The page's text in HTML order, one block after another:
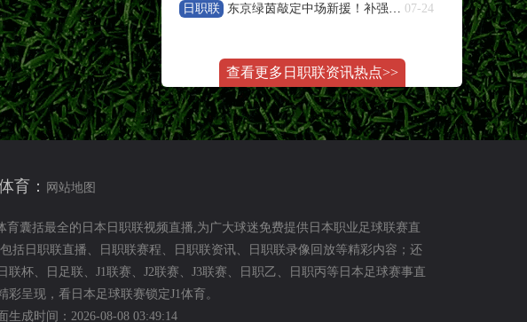
浦和红钻的备战
钢巴VS浦和红钻
角、大阪钢巴迎
钢巴VS浦和红钻
巴西甲 08-09 05:30
瑞模贝雷 VS 米内罗竞技
高清直播
高清直播
巴西甲
日职联 东京绿茵敲定中场新援！补强中场，全力冲刺下半程联赛 07-24
查看更多日职联资讯热点>>
育： 网站地图
育囊括最全的日本日职联视频直播,为广大球迷免费提供日本职业足球联赛直
括日职联直播、日职联赛程、日职联资讯、日职联录像回放等精彩内容；还
联杯、日足联、J1联赛、J2联赛、J3联赛、日职乙、日职丙等日本足球赛事直
彩呈现，看日本足球联赛锁定J1体育。
生成时间：2026-08-08 03:49:14